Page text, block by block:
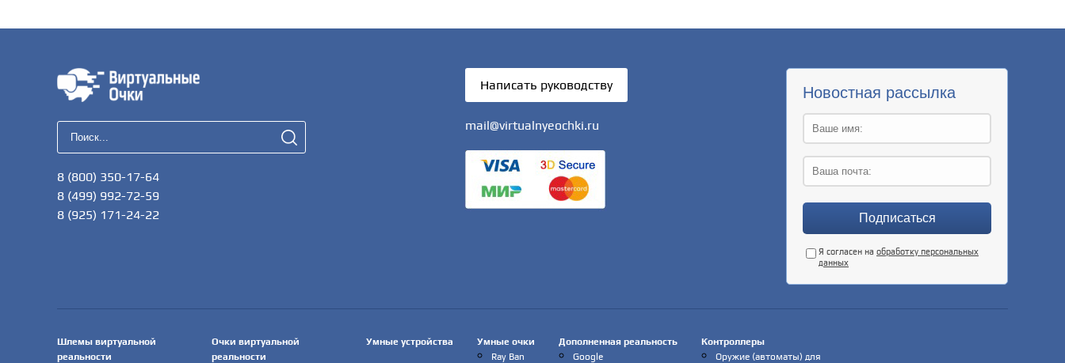
8 (800) 350-17-64
8 (499) 992-72-59
8 (925) 171-24-22
Написать руководству
mail@virtualnyeochki.ru
Новостная рассылка
Я согласен на обработку персональных
данных
Шлемы виртуальной
реальности
Очки виртуальной
реальности
Умные устройства
Умные очки
Ray Ban
Дополненная реальность
Google
Контроллеры
Оружие (автоматы) для